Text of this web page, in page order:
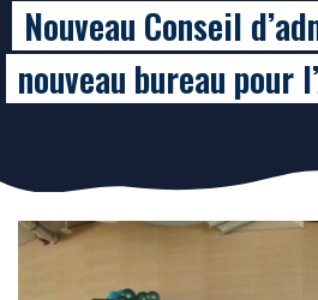
Nouveau Conseil
nouveau bureau pour